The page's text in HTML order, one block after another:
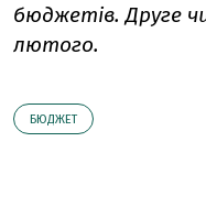
бюджетів. Друге
лютого.
БЮДЖЕТ